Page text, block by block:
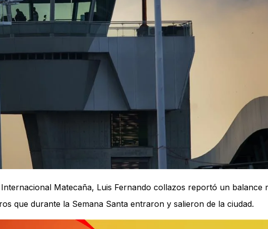
Matecaña, Luis Fernando collazos reportó un balance
que durante la Semana Santa entraron y salieron de la ciudad.